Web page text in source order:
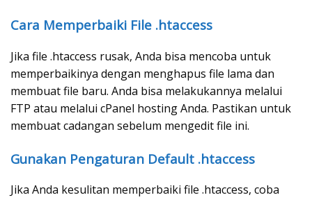
Cara Memperbaiki File .htaccess
Jika file .htaccess rusak, Anda bisa mencoba untuk
memperbaikinya dengan menghapus file lama dan
membuat file baru. Anda bisa melakukannya melalui
FTP atau melalui cPanel hosting Anda. Pastikan untuk
membuat cadangan sebelum mengedit file ini.
Gunakan Pengaturan Default .htaccess
Jika Anda kesulitan memperbaiki file .htaccess, coba